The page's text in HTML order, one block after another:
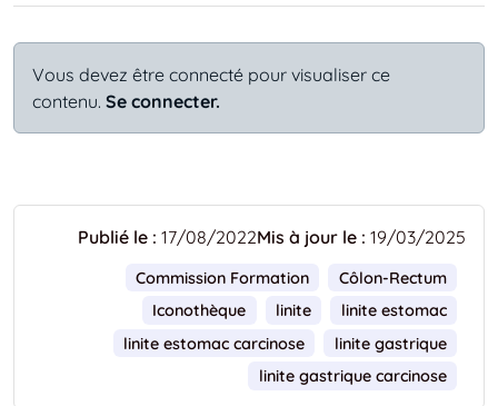
Vous devez être connecté pour visualiser ce
contenu. Se connecter.
Publié le : 17/08/2022Mis à jour le : 19/03/2025
Commission Formation
Côlon-Rectum
Iconothèque
linite
linite estomac
linite estomac carcinose
linite gastrique
linite gastrique carcinose